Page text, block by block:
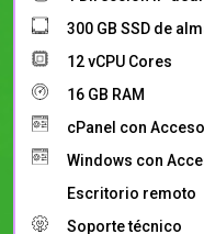
300 GB SSD de
12 vCPU Cores
16 GB RAM
cPanel con
Windows con
Escritorio remoto
Soporte técnico